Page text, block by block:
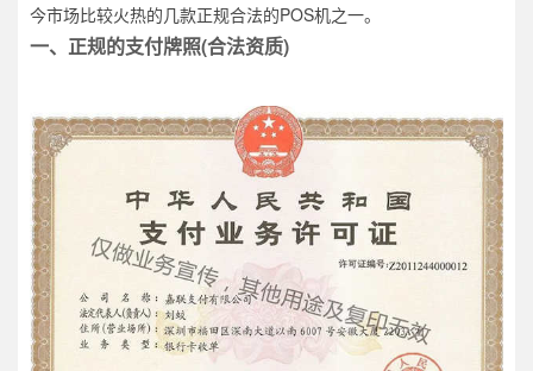
今市场比较火热的几款正规合法的POS机之一。
一、正规的支付牌照(合法资质)